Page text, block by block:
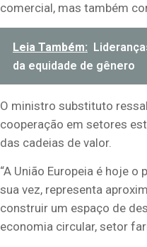
comercial, mas também
Leia Também:
da equidade de gênero
O ministro substituto
cooperação em setores
das cadeias de valor.
“A União Europeia é hoje
sua vez, representa
construir um espaço de
economia circular, setor